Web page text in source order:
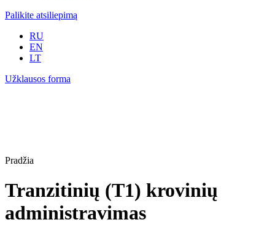
Palikite atsiliepimą
RU
EN
LT
Užklausos forma
Pradžia
Tranzitinių (T1) krovinių
administravimas